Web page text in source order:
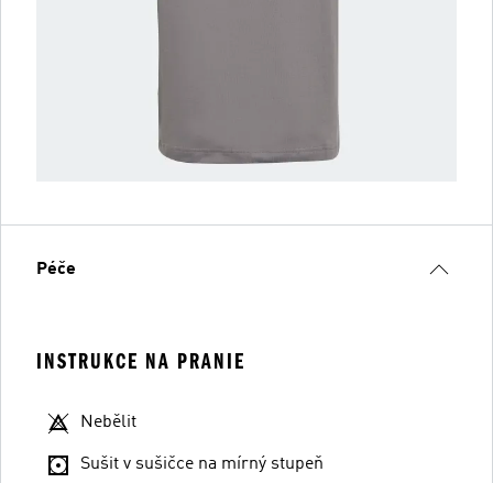
Péče
INSTRUKCE NA PRANIE
Nebělit
Sušit v sušičce na mírný stupeň